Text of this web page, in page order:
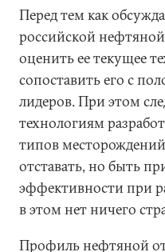
Перед тем как
российской
оценить ее текущее
сопоставить его с
лидеров. При этом
технологиям
типов
отставать, но быть
эффективности при
в этом нет ничего
Профиль нефтяной